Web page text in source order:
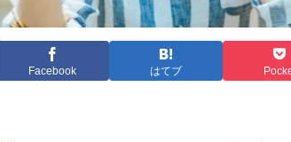
Facebook はてブ